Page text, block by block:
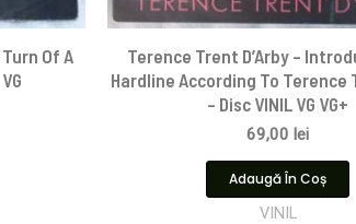
Of A
Terence Trent D’Arby –
Hardline According To Terence
– Disc VINIL VG VG+
69,00 lei
Adaugă În Coș
VINIL